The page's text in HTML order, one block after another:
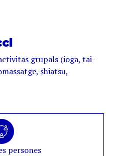
grupals (ioga, tai-
shiatsu,
persones